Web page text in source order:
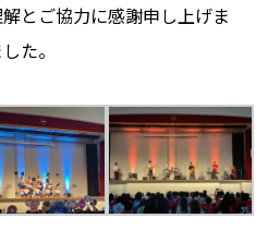
とご協力に感謝申し上げま
た。